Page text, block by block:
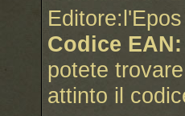
Editore:l'Epos
Codice EAN:
potete
attinto il